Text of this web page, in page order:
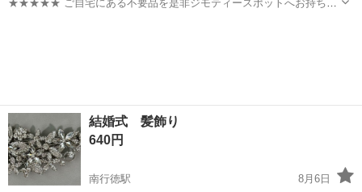
★★★★★ ご自宅にある不要品を是非ジモティースポットへお持ち込
結婚式 髪飾り
640円
南行徳駅
8月6日